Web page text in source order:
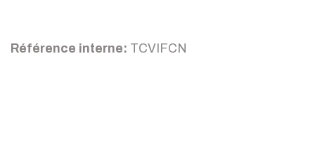
Référence interne: TCVIFCN